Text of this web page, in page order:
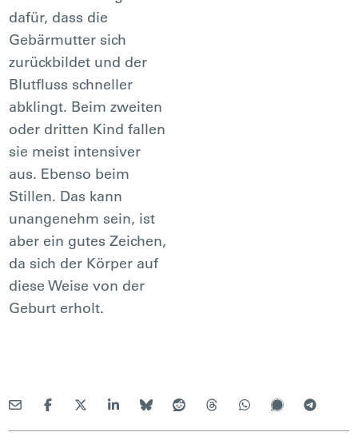
dafür, dass die
Gebärmutter sich
zurückbildet und der
Blutfluss schneller
abklingt. Beim zweiten
oder dritten Kind fallen
sie meist intensiver
aus. Ebenso beim
Stillen. Das kann
unangenehm sein, ist
aber ein gutes Zeichen,
da sich der Körper auf
diese Weise von der
Geburt erholt.